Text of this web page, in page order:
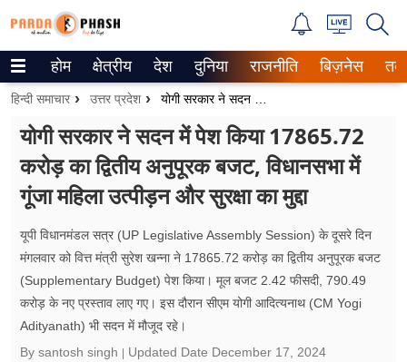
Trending on Google News
ePaper
वेब स्टोरीज
उत्तर प्रदेश
गैलरी
वीडियो
रिलेशनशिप
होम क्षेत्रीय देश दुनिया राजनीति बिज़नेस
हिन्दी समाचार उत्तर प्रदेश
योगी सरकार ने सदन में पेश किया 17865.72
करोड़ का द्वितीय अनुपूरक बजट, विधानसभा में
गूंजा महिला उत्पीड़न और सुरक्षा का मुद्दा
यूपी विधानमंडल सत्र (UP Legislative Assembly Session) के दूसरे दिन
मंगलवार को वित्त मंत्री सुरेश खन्ना ने 17865.72 करोड़ का द्वितीय अनुपूरक बजट
(Supplementary Budget) पेश किया। मूल बजट 2.42 फीसदी, 790.49
करोड़ के नए प्रस्ताव लाए गए। इस दौरान सीएम योगी आदित्यनाथ (CM Yogi
Adityanath) भी सदन में मौजूद रहे।
By santosh singh
Updated Date December 17, 2024